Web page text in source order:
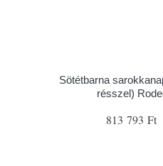
Sötétbarna
résszel)
813 793 Ft